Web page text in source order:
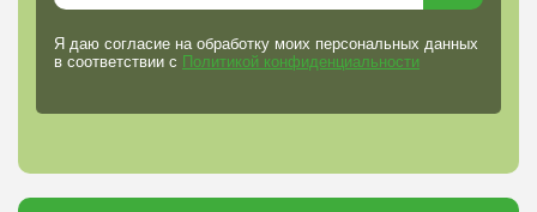
Я даю согласие на обработку моих персональных данных
в соответствии с Политикой конфиденциальности